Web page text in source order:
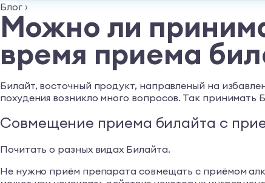
Блог ›
Можно ли
время приема
Билайт, восточный продукт, направленый на
похудения возникло много вопросов. Так принимать
Совмещение приема билайта с
Почитать о разных видах Билайта.
Не нужно приём препарата совмещать с приёмом